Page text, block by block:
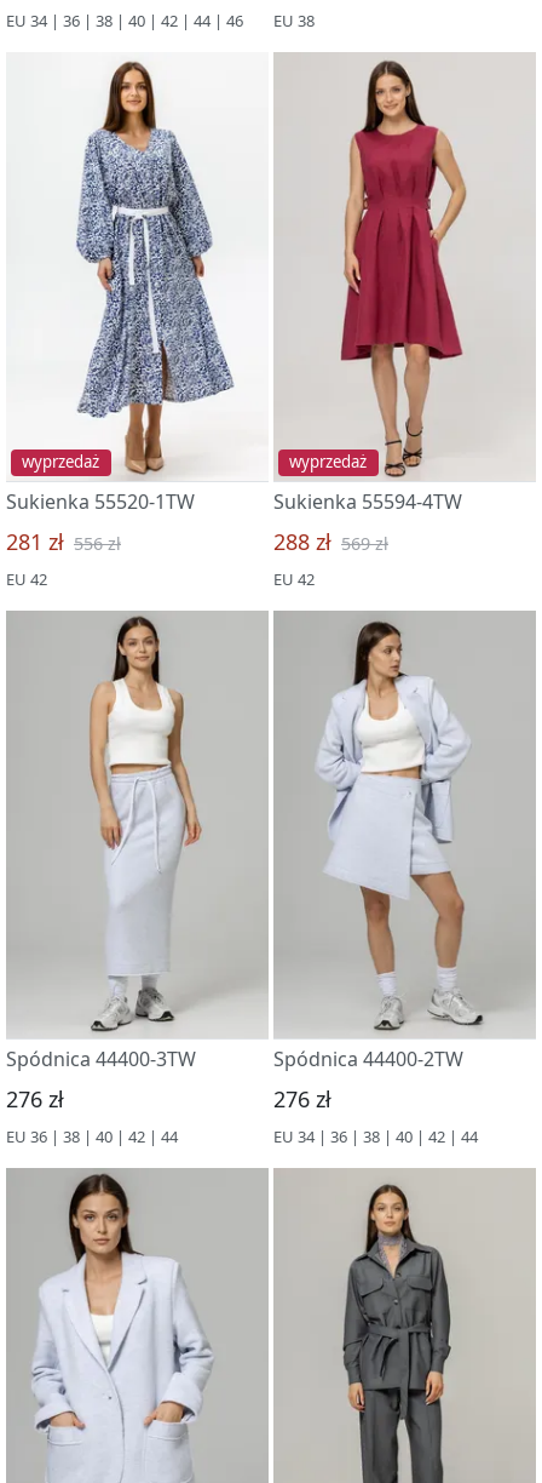
EU 34 | 36 | 38 | 40 | 42 | 44 | 46 EU 38
wyprzedaż
Sukienka 55520-1TW
281 zł 556 zł
EU 42
wyprzedaż
Sukienka 55594-4TW
288 zł 569 zł
EU 42
Spódnica 44400-3TW
276 zł
EU 36 | 38 | 40 | 42 | 44
Spódnica 44400-2TW
276 zł
EU 34 | 36 | 38 | 40 | 42 | 44